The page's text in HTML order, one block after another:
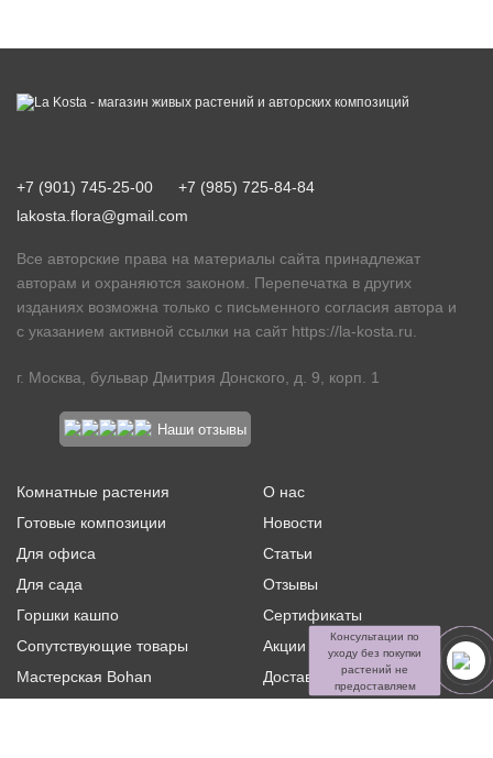
+7 (901) 745-25-00
+7 (985) 725-84-84
lakosta.flora@gmail.com
Все авторские права на материалы сайта принадлежат
авторам и охраняются законом. Перепечатка в других
изданиях возможна только с письменного согласия автора и
с указанием активной ссылки на сайт https://la-kosta.ru
г. Москва, бульвар Дмитрия Донского, д. 9, корп. 1
Наши отзывы
Комнатные растения
Готовые композиции
Для офиса
Для сада
Горшки кашпо
Сопутствующие товары
Мастерская Bohan
О нас
Новости
Статьи
Отзывы
Сертификаты
Акции и скидки
Доставка и оплата
Консультации по
уходу без покупки
растений не
предоставляем